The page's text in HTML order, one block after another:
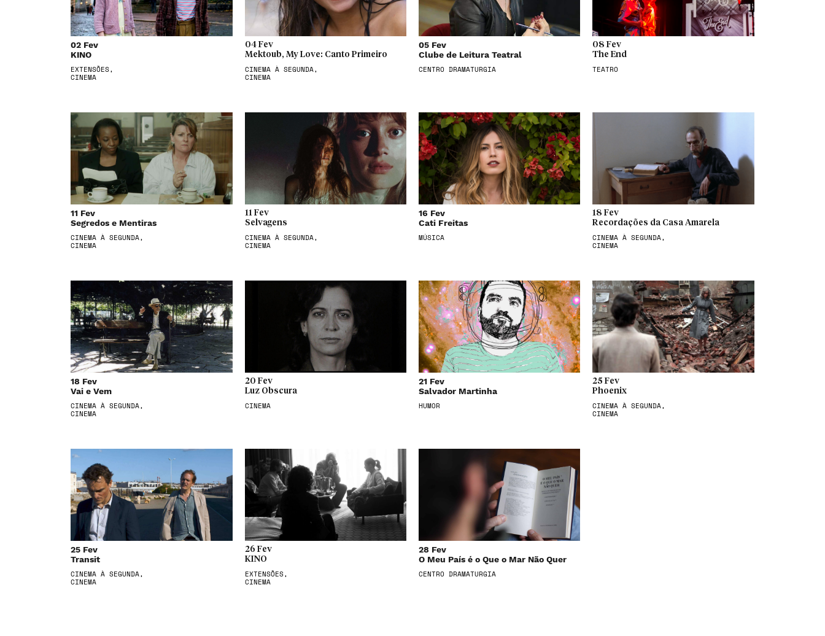
02 Fev
KINO
EXTENSÕES,
CINEMA
04 Fev
Mektoub, My Love: Canto Primeiro
CINEMA À SEGUNDA,
CINEMA
05 Fev
Clube de Leitura Teatral
CENTRO DRAMATURGIA
08 Fev
The End
TEATRO
11 Fev
Segredos e Mentiras
CINEMA À SEGUNDA,
CINEMA
11 Fev
Selvagens
CINEMA À SEGUNDA,
CINEMA
16 Fev
Cati Freitas
MÚSICA
18 Fev
Recordações da Casa Amarela
CINEMA À SEGUNDA,
CINEMA
18 Fev
Vai e Vem
CINEMA À SEGUNDA,
CINEMA
20 Fev
Luz Obscura
CINEMA
21 Fev
Salvador Martinha
HUMOR
25 Fev
Phoenix
CINEMA À SEGUNDA,
CINEMA
25 Fev
Transit
CINEMA À SEGUNDA,
CINEMA
26 Fev
KINO
EXTENSÕES,
CINEMA
28 Fev
O Meu País é o Que o Mar Não Quer
CENTRO DRAMATURGIA